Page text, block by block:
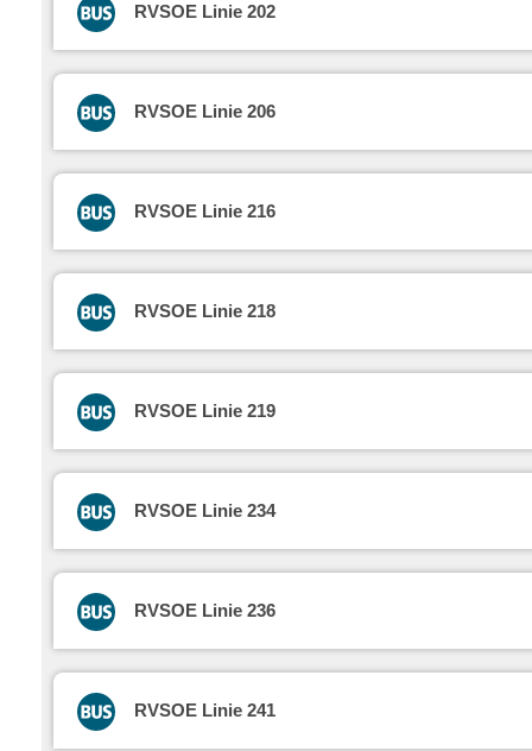
RVSOE Linie 202
RVSOE Linie 206
RVSOE Linie 216
RVSOE Linie 218
RVSOE Linie 219
RVSOE Linie 234
RVSOE Linie 236
RVSOE Linie 241